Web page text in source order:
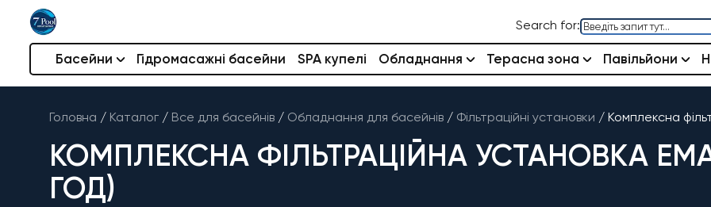
Search for:
Басейни Гідромасажні басейни SPA купелі Обладнання Терасна зона Павільйони
Головна / Каталог / Все для басейнів / Обладнання для басейнів / Фільтраційні установки / Комплексна
КОМПЛЕКСНА ФІЛЬТРАЦІЙНА УСТАНОВКА
ГОД)